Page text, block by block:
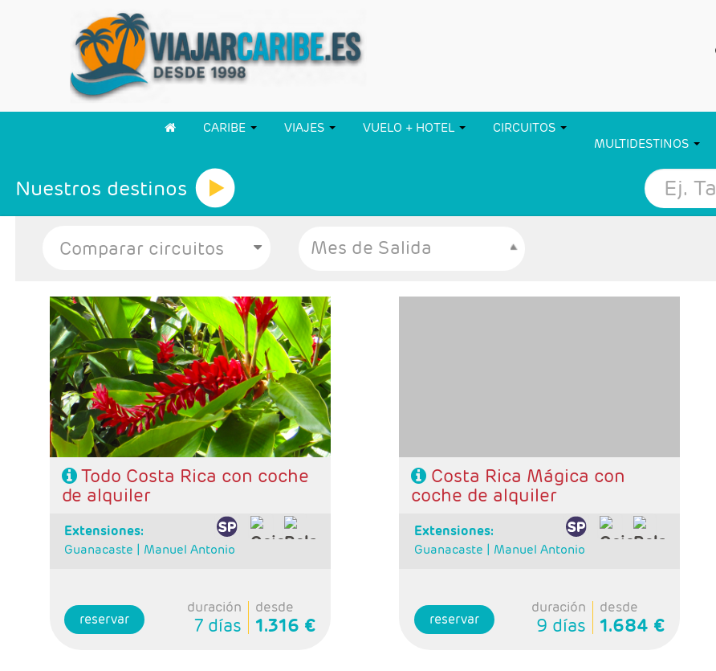
CARIBE VIAJES VUELO + HOTEL
CIRCUITOS
MULTIDESTINOS
Nuestros destinos
Mes de Salida
- Salidas: Diarias
- Ruta: 1 noche San José, 2 noches Volcán
Arenal y 2 noches Tortuguero.
- Categoría hotelera: Standard, Primera o
Semilujo
- Régimen: 5 desayunos, 3 almuerzos y 2
cenas
Todo Costa Rica con coche
de alquiler
extensiones:
Guanacaste | Manuel Antonio
reservar
duración
7 días
desde
1.316 €
Costa Rica Mágica con
coche de alquiler
extensiones:
Guanacaste | Manuel Antonio
reservar
duración
9 días
desde
1.684 €